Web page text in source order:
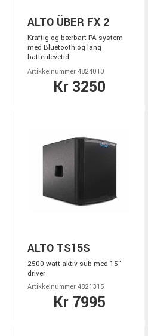
ALTO ÜBER FX 2
Kraftig og bærbart PA-system
med Bluetooth og lang
batterilevetid
Artikkelnummer 4824010
Kr 3250
ALTO TS15S
2500 watt aktiv sub med 15"
driver
Artikkelnummer 4821315
Kr 7995